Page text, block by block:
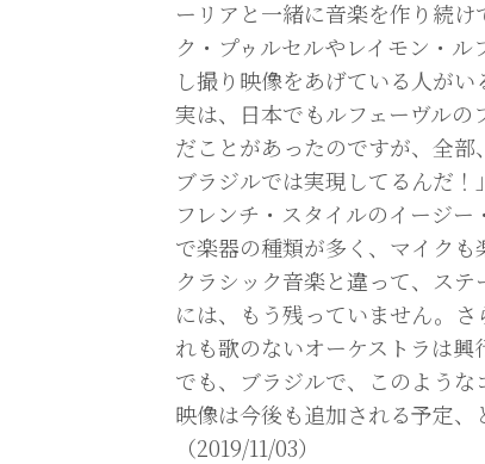
ーリアと一緒に音楽を作り続
ク・プゥルセルやレイモン・
し撮り映像をあげている人がい
実は、日本でもルフェーヴル
だことがあったのですが、全
ブラジルでは実現してるんだ！
フレンチ・スタイルのイージ
で楽器の種類が多く、マイク
クラシック音楽と違って、ス
には、もう残っていません。
れも歌のないオーケストラは興
でも、ブラジルで、このような
映像は今後も追加される予定、
（2019/11/03）